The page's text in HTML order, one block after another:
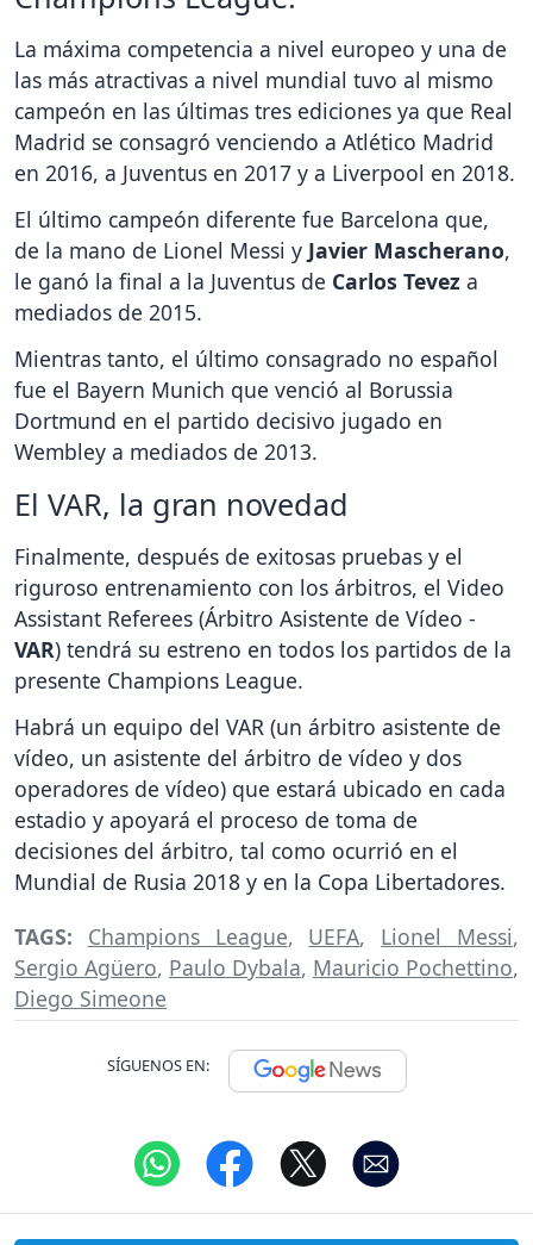
La máxima competencia a nivel europeo y una de
las más atractivas a nivel mundial tuvo al mismo
campeón en las últimas tres ediciones ya que Real
Madrid se consagró venciendo a Atlético Madrid
en 2016, a Juventus en 2017 y a Liverpool en 2018.
El último campeón diferente fue Barcelona que,
de la mano de Lionel Messi y Javier Mascherano,
le ganó la final a la Juventus de Carlos Tevez a
mediados de 2015.
Mientras tanto, el último consagrado no español
fue el Bayern Munich que venció al Borussia
Dortmund en el partido decisivo jugado en
Wembley a mediados de 2013.
El VAR, la gran novedad
Finalmente, después de exitosas pruebas y el
riguroso entrenamiento con los árbitros, el Video
Assistant Referees (Árbitro Asistente de Vídeo -
VAR) tendrá su estreno en todos los partidos de la
presente Champions League.
Habrá un equipo del VAR (un árbitro asistente de
vídeo, un asistente del árbitro de vídeo y dos
operadores de vídeo) que estará ubicado en cada
estadio y apoyará el proceso de toma de
decisiones del árbitro, tal como ocurrió en el
Mundial de Rusia 2018 y en la Copa Libertadores.
TAGS: Champions League, UEFA, Lionel Messi,
Sergio Agüero, Paulo Dybala, Mauricio Pochettino,
Diego Simeone
SÍGUENOS EN: